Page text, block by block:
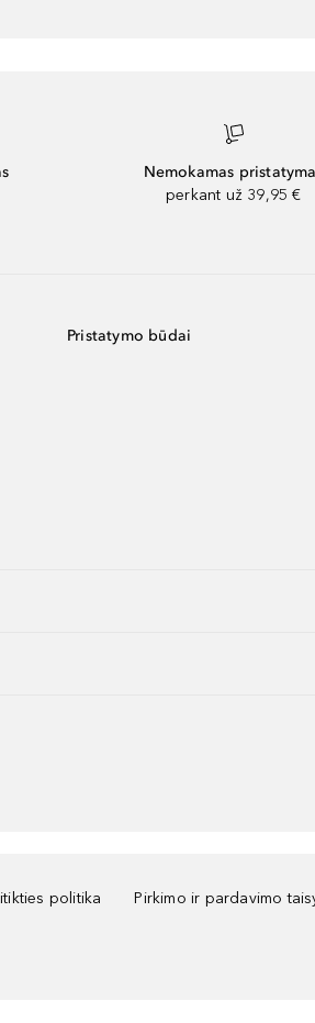
Nemokamas
perkant už 39,95 €
Pristatymo būdai
politika Pirkimo ir pardavimo